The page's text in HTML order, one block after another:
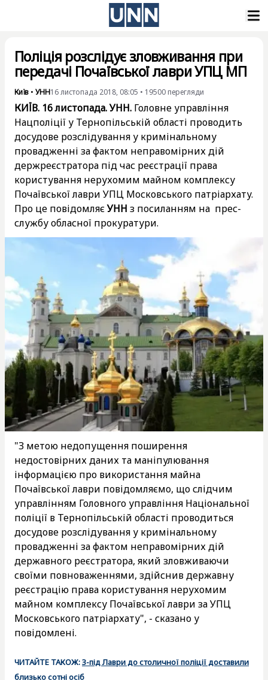
Поліція розслідує зловживання при
передачі Почаївської лаври УПЦ МП
Київ • УНН16 листопада 2018, 08:05 • 19500 перегляди
КИЇВ. 16 листопада. УНН. Головне управління
Нацполіції у Тернопільській області проводить
досудове розслідування у кримінальному
провадженні за фактом неправомірних дій
держреєстратора під час реєстрації права
користування нерухомим майном комплексу
Почаївської лаври УПЦ Московського патріархату.
Про це повідомляєУНН з посиланням на прес-
службу обласної прокуратури.
"З метою недопущення поширення
недостовірних даних та маніпулювання
інформацією про використання майна
Почаївської лаври повідомляємо, що слідчим
управлінням Головного управління Національної
поліції в Тернопільській області проводиться
досудове розслідування у кримінальному
провадженні за фактом неправомірних дій
державного реєстратора, який зловживаючи
своїми повноваженнями, здійснив державну
реєстрацію права користування нерухомим
майном комплексу Почаївської лаври за УПЦ
Московського патріархату", - сказано у
повідомлені.
ЧИТАЙТЕ ТАКОЖ:З-під Лаври до столичної поліції доставили
близько сотні осіб